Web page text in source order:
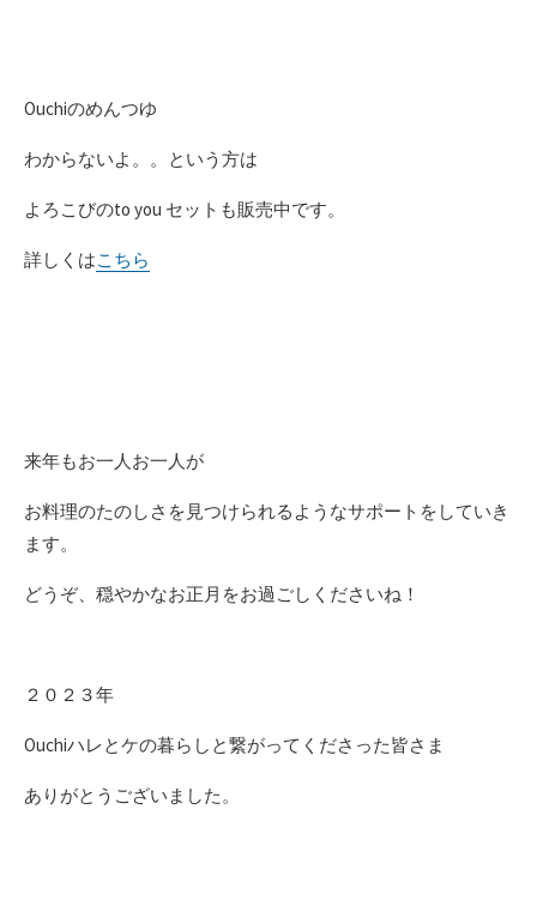
Ouchiのめんつゆ
わからないよ。。という方は
よろこびのto you セットも販売中です。
詳しくはこちら
来年もお一人お一人が
お料理のたのしさを見つけられるようなサポートをしていき
ます。
どうぞ、穏やかなお正月をお過ごしくださいね！
２０２３年
Ouchiハレとケの暮らしと繋がってくださった皆さま
ありがとうございました。